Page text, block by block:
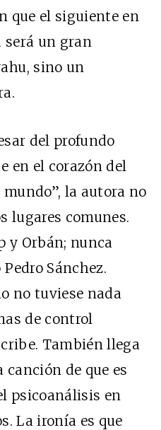
que el siguiente en
un gran
sino un
del profundo
en el corazón del
la autora no
lugares comunes.
y Orbán; nunca
Sánchez.
no tuviese nada
de control
También llega
de que es
psicoanálisis en
La ironía es que